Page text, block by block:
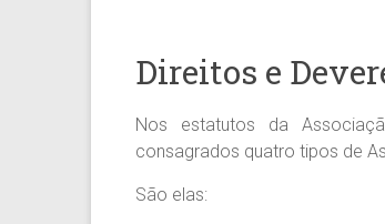
Direitos e
Nos estatutos da
consagrados quatro tipos de
São elas: